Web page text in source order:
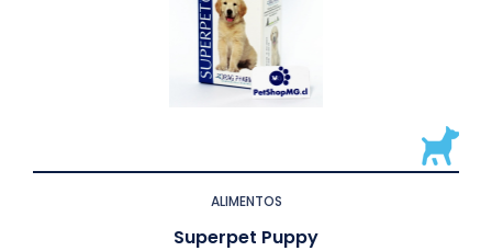
ALIMENTOS
Superpet Puppy